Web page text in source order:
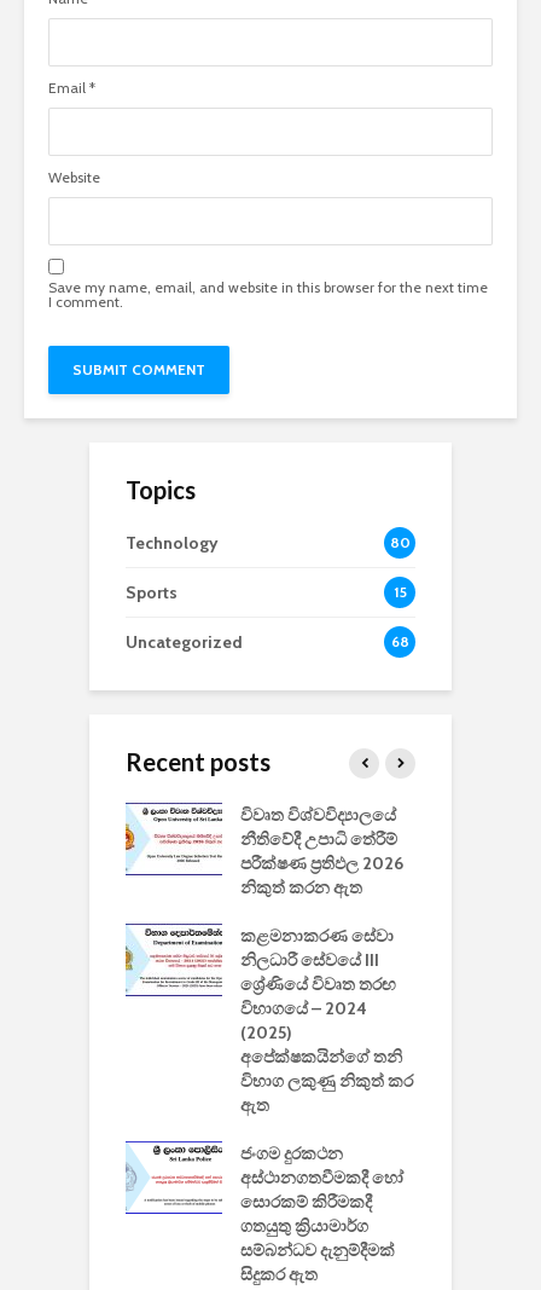
Email *
Website
Save my name, email, and website in this browser for the next time
I comment.
Topics
Technology 80
Sports 15
Uncategorized 68
Recent posts
විවෘත විශ්වවිද්‍යාලයේ
නීතිවේදී උපාධි තේරීම්
පරීක්ෂණ ප්‍රතිඵල 2026
නිකුත් කරන ඇත
කළමනාකරණ සේවා
නිලධාරී සේවයේ III
ශ්‍රේණියේ විවෘත තරඟ
විභාගයේ – 2024
(2025)
අපේක්ෂකයින්ගේ තනි
විභාග ලකුණු නිකුත් කර
ඇත
ජංගම දුරකථන
අස්ථානගතවීමකදී හෝ
සොරකම් කිරීමකදී
ගතයුතු ක්‍රියාමාර්ග
සම්බන්ධව දැනුම්දීමක්
සිදුකර ඇත